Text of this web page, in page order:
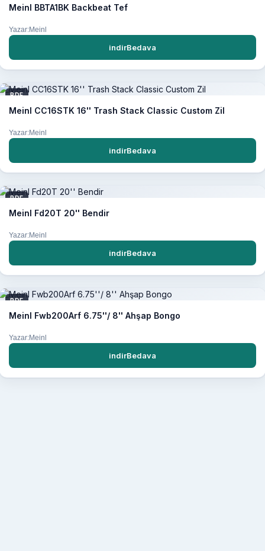
Meinl BBTA1BK Backbeat Tef
Yazar:Meinl
indirBedava
PDF
Meinl CC16STK 16'' Trash Stack Classic Custom Zil
Yazar:Meinl
indirBedava
PDF
Meinl Fd20T 20'' Bendir
Yazar:Meinl
indirBedava
PDF
Meinl Fwb200Arf 6.75''/ 8'' Ahşap Bongo
Yazar:Meinl
indirBedava